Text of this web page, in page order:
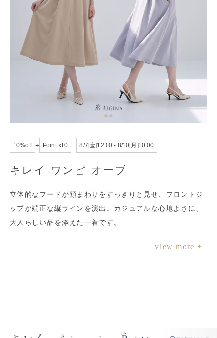
10%off + Point x10 8/7[金]12:00 - 8/10[月]10:00
キレイ ワンピ オーブ
立体的なフードが顔まわりをすっきりと見せ、フロントジ
ップが端正な縦ラインを演出。カジュアルな心地よさに、
大人らしい品を添えた一着です。
view more +